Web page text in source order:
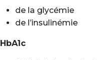
de la glycémie
de l’insulinémie
HbA1c